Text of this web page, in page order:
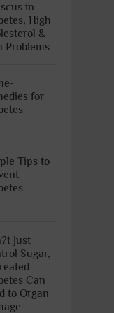
in
High
&
Problems
for
Tips to
Just
Sugar,
Can
to Organ